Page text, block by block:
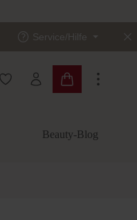
Service/Hilfe
Du hast 0 Produkte auf
Warenkorb
Beauty-Blog